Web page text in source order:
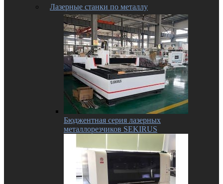
Лазерные станки по металлу
Бюджентная серия лазерных
металлорезчиков SEKIRUS